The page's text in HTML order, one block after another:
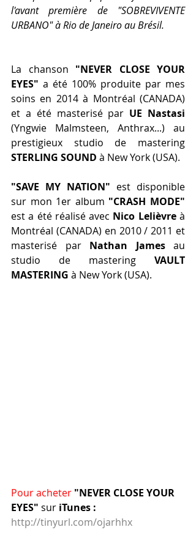
l'avant première de "SOBREVIVENTE
URBANO" à Rio de Janeiro au Brésil.
La chanson "NEVER CLOSE YOUR
EYES" a été 100% produite par mes
soins en 2014 à Montréal (CANADA)
et a été masterisé par UE Nastasi
(Yngwie Malmsteen, Anthrax...) au
STERLING SOUND à New York (USA).
"SAVE MY NATION" est disponible
sur mon 1er album "CRASH MODE"
est a été réalisé avec Nico Lelièvre à
Montréal (CANADA) en 2010 / 2011 et
masterisé par Nathan James au
studio de mastering VAULT
MASTERING à New York (USA).
Pour acheter "NEVER CLOSE YOUR
EYES" sur iTunes :
http://tinyurl.com/ojarhhx